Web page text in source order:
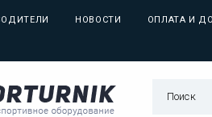
НОВОСТИ ОПЛАТА И